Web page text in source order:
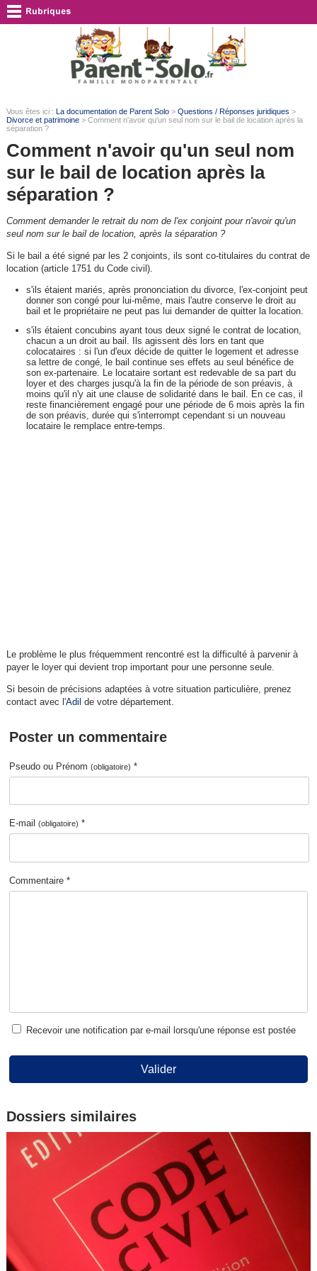
Vous êtes ici : La documentation de Parent Solo> Questions / Réponses juridiques >
Divorce et patrimoine> Comment n'avoir qu'un seul nom sur le bail de location après la
séparation ?
Comment n'avoir qu'un seul nom
sur le bail de location après la
séparation ?
Comment demander le retrait du nom de l'ex conjoint pour n'avoir qu'un
seul nom sur le bail de location, après la séparation ?
Si le bail a été signé par les 2 conjoints, ils sont co-titulaires du contrat de
location (article 1751 du Code civil).
s'ils étaient mariés, après prononciation du divorce, l'ex-conjoint peut
donner son congé pour lui-même, mais l'autre conserve le droit au
bail et le propriétaire ne peut pas lui demander de quitter la location.
s'ils étaient concubins ayant tous deux signé le contrat de location,
chacun a un droit au bail. Ils agissent dès lors en tant que
colocataires : si l'un d'eux décide de quitter le logement et adresse
sa lettre de congé, le bail continue ses effets au seul bénéfice de
son ex-partenaire. Le locataire sortant est redevable de sa part du
loyer et des charges jusqu'à la fin de la période de son préavis, à
moins qu'il n'y ait une clause de solidarité dans le bail. En ce cas, il
reste financièrement engagé pour une période de 6 mois après la fin
de son préavis, durée qui s'interrompt cependant si un nouveau
locataire le remplace entre-temps.
Le problème le plus fréquemment rencontré est la difficulté à parvenir à
payer le loyer qui devient trop important pour une personne seule.
Si besoin de précisions adaptées à votre situation particulière, prenez
contact avec l'Adil de votre département.
Poster un commentaire
Pseudo ou Prénom(obligatoire) *
E-mail(obligatoire) *
Commentaire *
Recevoir une notification par e-mail lorsqu'une réponse est postée
Valider
Dossiers similaires